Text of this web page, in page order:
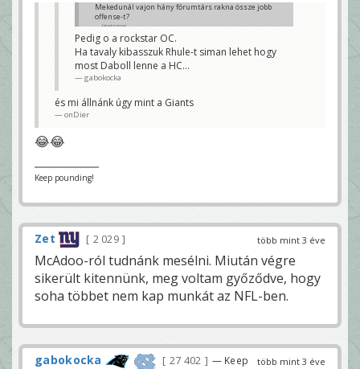
Mekedunál vajon hány fórumtárs rakna össze jobb
offense-t?
Jakehomer
Pedig o a rockstar OC.
Ha tavaly kibasszuk Rhule-t siman lehet hogy
most Daboll lenne a HC...
gabokocka
és mi állnánk úgy mint a Giants
onDier
😂😂
Keep pounding!
több mint 3 éve
Zet 2 029
McAdoo-ról tudnánk mesélni. Miután végre
sikerült kitennünk, meg voltam győződve, hogy
soha többet nem kap munkát az NFL-ben.
több mint 3 éve
gabokocka 27 402
— Keep